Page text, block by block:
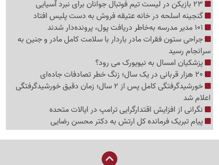
گنجینه اسلحه در خانه عتیقه فروش به دست پلیس افتاد
جراحی ستون فقرات مادر باردار با سلامت کامل مادر و جنین به
سرانجام رسید
پزشکیان امسال به نیویورک می رود؟
خورشیدگرفتگی کامل پس از 2 سال؛ زمان دقیق خورشیدگرفتگی
اعلام شد
نگرانی از افزایش اقتدارگرایی ترامپ در ایالات متحده
پیام تبریک فرمانده کل ارتش به دکتر محسن رضایی